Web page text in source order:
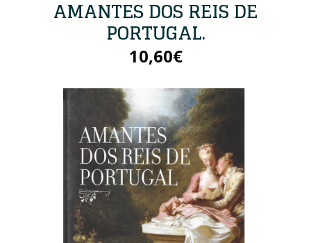
AMANTES DOS REIS DE
PORTUGAL.
10,60€